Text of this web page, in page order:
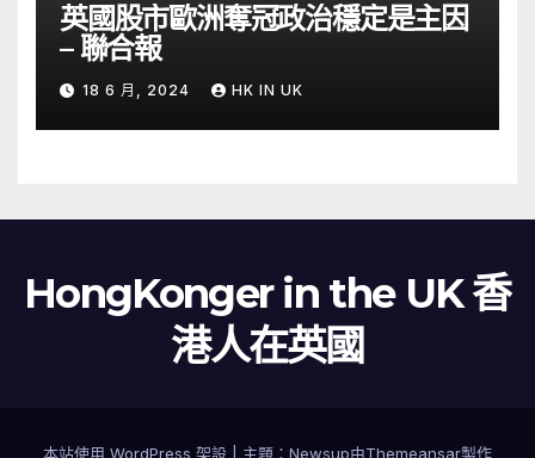
英國股市歐洲奪冠政治穩定是主因
– 聯合報
18 6 月, 2024 HK IN UK
HongKonger in the UK 香
港人在英國
本站使用 WordPress 架設 主題： Newsup由Themeansar製作